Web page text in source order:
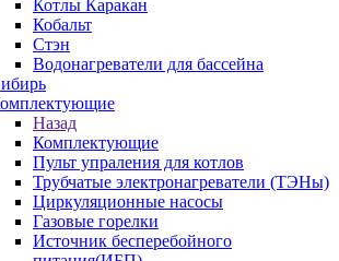
Котлы Каракан
Кобальт
Стэн
Водонагреватели для бассейна
Назад
Комплектующие
Пульт упраления для котлов
Трубчатые электронагреватели (ТЭНы)
Циркуляционные насосы
Газовые горелки
Источник бесперебойного